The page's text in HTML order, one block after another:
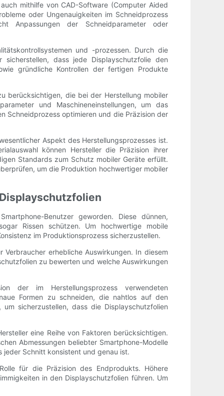
mithilfe von CAD-Software (Computer Aided
oder Ungenauigkeiten im Schneidprozess
Anpassungen der Schneidparameter oder
und -prozessen. Durch die
sicherstellen, dass jede Displayschutzfolie den
gründliche Kontrollen der fertigen Produkte
berücksichtigen, die bei der Herstellung mobiler
und Maschineneinstellungen, um das
Schneidprozess optimieren und die Präzision der
Aspekt des Herstellungsprozesses ist.
können Hersteller die Präzision ihrer
Standards zum Schutz mobiler Geräte erfüllt.
um die Produktion hochwertiger mobiler
Benutzer geworden. Diese dünnen,
Rissen schützen. Um hochwertige mobile
im Produktionsprozess sicherzustellen.
erhebliche Auswirkungen. In diesem
zu bewerten und welche Auswirkungen
der im Herstellungsprozess verwendeten
Formen zu schneiden, die nahtlos auf den
sicherzustellen, dass die Displayschutzfolien
eine Reihe von Faktoren berücksichtigen.
Abmessungen beliebter Smartphone-Modelle
jeder Schnitt konsistent und genau ist.
für die Präzision des Endprodukts. Höhere
in den Displayschutzfolien führen. Um